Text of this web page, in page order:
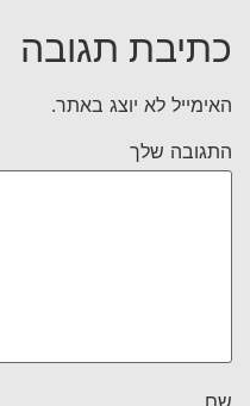
כתיבת תגובה
האימייל לא יוצג באתר.
התגובה שלך